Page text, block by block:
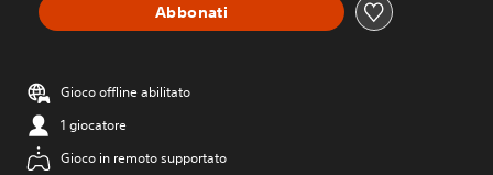
Abbonati
Gioco offline abilitato
1 giocatore
Gioco in remoto supportato